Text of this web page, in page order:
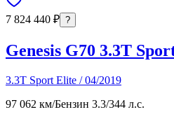
7 824 440 ₽ ?
Genesis G70 3.3T
3.3T Sport Elite / 04/2019
97 062 км/Бензин 3.3/344 л.с.